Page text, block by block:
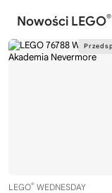
Nowości LEGO®
LEGO® WEDNESDAY